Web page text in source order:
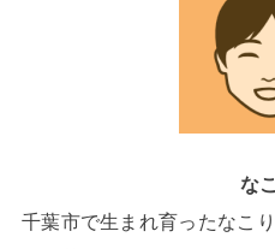
な
千葉市で生まれ育ったなこ